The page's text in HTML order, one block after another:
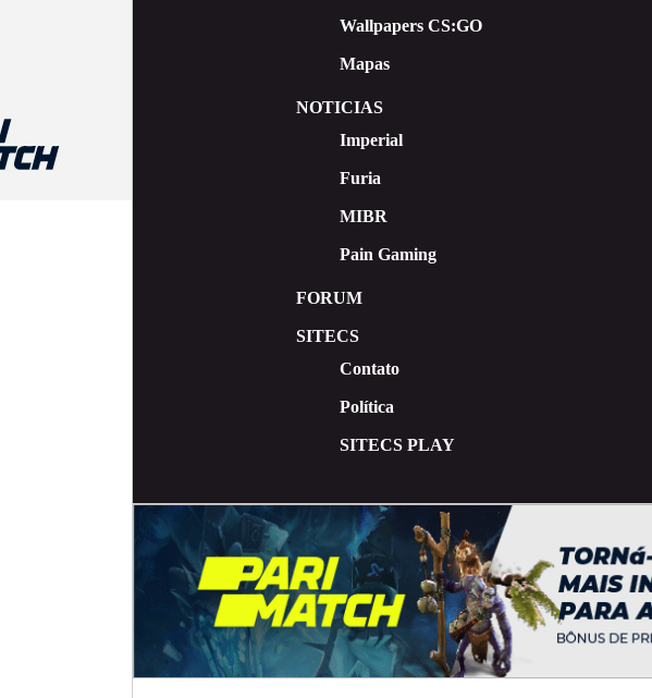
Wallpapers CS:GO
Mapas
NOTICIAS
Imperial
Furia
MIBR
Pain Gaming
FORUM
SITECS
Contato
Política
SITECS PLAY